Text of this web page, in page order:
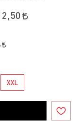
XXL